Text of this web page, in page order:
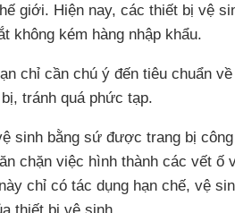
giới. Hiện nay, các thiết bị vệ
không kém hàng nhập khẩu.
chỉ cần chú ý đến tiêu chuẩn
tránh quá phức tạp.
sinh bằng sứ được trang bị
chặn việc hình thành các vết ố
chỉ có tác dụng hạn chế, vệ